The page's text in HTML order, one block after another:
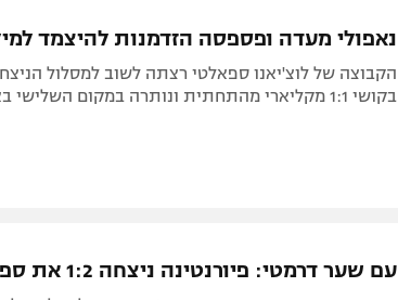
נאפולי מעדה ופספסה הזדמנות להיצמד
הקבוצה של לוצ'יאנו ספאלטי רצתה לשוב למסלול
בקושי 1:1 מקליארי מהתחתית ונותרה במקום השלישי באיטליה
עם שער דרמטי: פיורנטינה ניצחה 1:2 את ספציה בחוץ